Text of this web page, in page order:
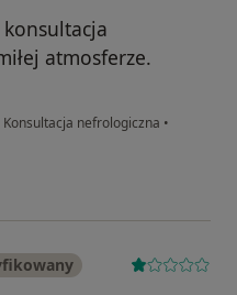
atmosferze.
Konsultacja nefrologiczna •